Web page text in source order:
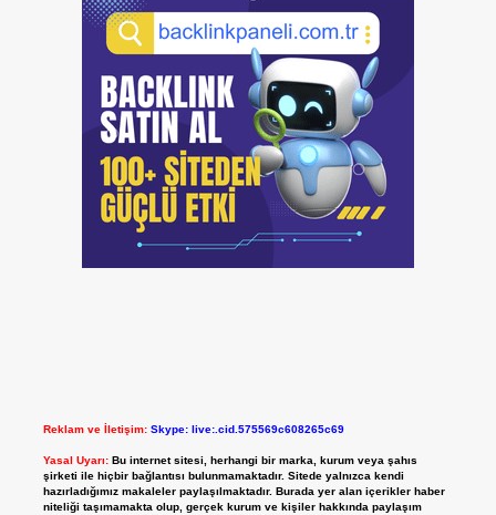
Reklam ve İletişim: Skype: live:.cid.575569c608265c69
Yasal Uyarı: Bu internet sitesi, herhangi bir marka, kurum veya şahıs
şirketi ile hiçbir bağlantısı bulunmamaktadır. Sitede yalnızca kendi
hazırladığımız makaleler paylaşılmaktadır. Burada yer alan içerikler haber
niteliği taşımamakta olup, gerçek kurum ve kişiler hakkında paylaşım